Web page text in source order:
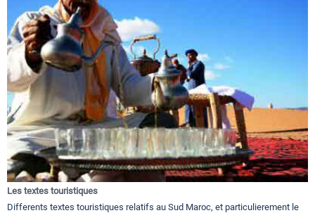
Les textes touristiques
Differents textes touristiques relatifs au Sud Maroc, et particulierement le